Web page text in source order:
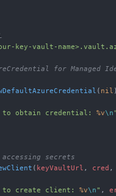
key-vault-
( nil
obtain credential: %v\n
accessing secrets
( keyVaultUrl , cred
create client: %v\n" ,